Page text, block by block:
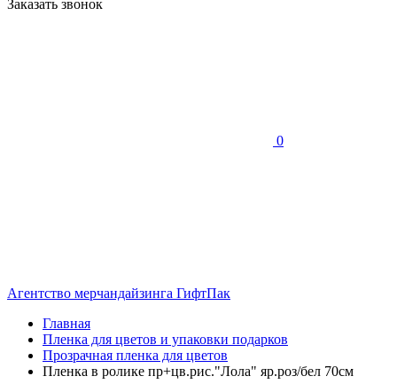
Заказать звонок
0
Агентство мерчандайзинга ГифтПак
Главная
Пленка для цветов и упаковки подарков
Прозрачная пленка для цветов
Пленка в ролике пр+цв.рис."Лола" яр.роз/бел 70см